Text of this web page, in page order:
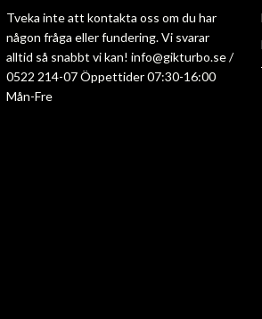
Tveka inte att kontakta oss om du har
någon fråga eller fundering. Vi svarar
alltid så snabbt vi kan! info@gikturbo.se/
0522 214-07 Öppettider 07:30-16:00
Mån-Fre